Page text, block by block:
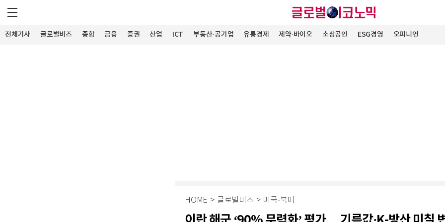
전체기사 글로벌비즈 종합 금융 증권 산업 ICT 부동산·공기업 유통경제 제약∙바이오 소상공인 ESG경영 오피니언
HOME > 글로벌비즈 > 미국·북미